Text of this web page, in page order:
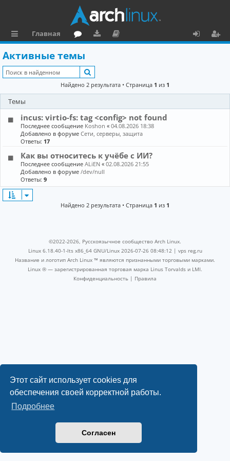
Этот сайт использует cookies для
обеспечения своей корректной работы.
Подробнее
Согласен
ы
л
к
и
Главная
ру
м
ру
зк
и
е
н
та
и
р
а
Активные темы
Найдено 2 результата • Страница 1 из 1
Темы
incus: virtio-fs: tag <config> not found
Последнее сообщение Koshon «04.08.2026 18:38
Добавлено в форумеСети, серверы, защита
Ответы: 17
Как вы относитесь к учёбе с ИИ?
Последнее сообщениеALiEN «02.08.2026 21:55
Добавлено в форуме/dev/null
Ответы:9
Найдено 2 результата • Страница 1 из 1
©2022-2026, Русскоязычное сообщество Arch Linux.
Linux 6.18.40-1-lts x86_64 GNU/Linux 2026-07-26 08:48:12 | vps reg.ru
Название и логотип Arch Linux ™ являются признанными торговыми марками.
Linux ® — зарегистрированная торговая марка Linus Torvalds и LMI.
Конфиденциальность | Правила